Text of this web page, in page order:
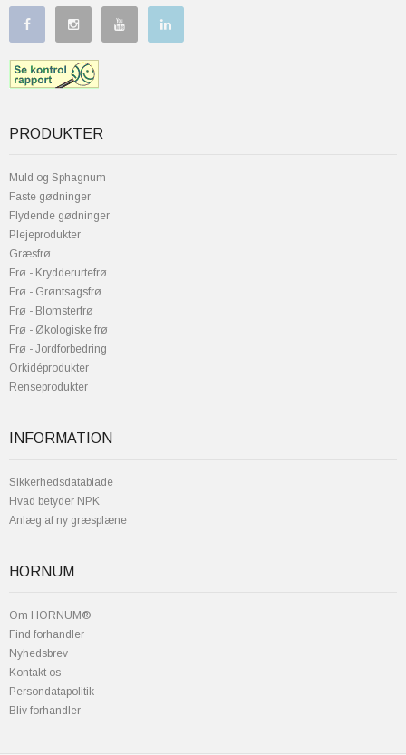
PRODUKTER
Muld og Sphagnum
Faste gødninger
Flydende gødninger
Plejeprodukter
Græsfrø
Frø - Krydderurtefrø
Frø - Grøntsagsfrø
Frø - Blomsterfrø
Frø - Økologiske frø
Frø - Jordforbedring
Orkidéprodukter
Renseprodukter
INFORMATION
Sikkerhedsdatablade
Hvad betyder NPK
Anlæg af ny græsplæne
HORNUM
Om HORNUM®
Find forhandler
Nyhedsbrev
Kontakt os
Persondatapolitik
Bliv forhandler